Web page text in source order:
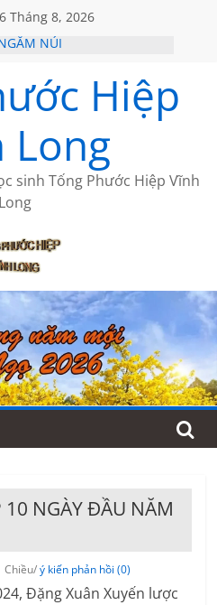
Tháng 8, 2026
NÚI
HỒI XƯA
ĐI QUA NHỮNG TRANG
CỦA CHÂU LỆ DUNG
Hiệp
Long
sinh Tống Phước Hiệp Vĩnh
Long
10 NGÀY ĐẦU NĂM
Chiều/ý kiến phản hồi (0)
Đặng Xuân Xuyến lược